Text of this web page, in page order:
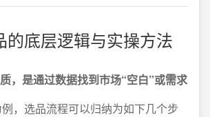
的底层逻辑与实操方法
，是通过数据找到市场“空白”或需求
，选品流程可以归纳为如下几个步